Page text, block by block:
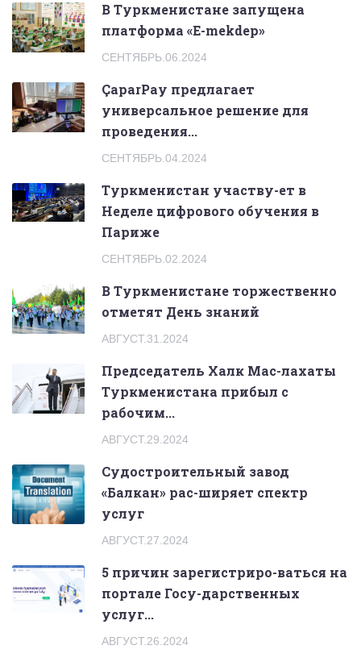
В Туркменистане запущена
платформа «E-mekdep»
СЕНТЯБРЬ.06.2024
ÇaparPay предлагает
универсальное решение для
проведения...
СЕНТЯБРЬ.04.2024
Туркменистан участву-ет в
Неделе цифрового обучения в
Париже
СЕНТЯБРЬ.02.2024
В Туркменистане торжественно
отметят День знаний
АВГУСТ.31.2024
Председатель Халк Мас-лахаты
Туркменистана прибыл с
рабочим...
АВГУСТ.29.2024
Судостроительный завод
«Балкан» рас-ширяет спектр
услуг
АВГУСТ.27.2024
5 причин зарегистриро-ваться на
портале Госу-дарственных
услуг...
АВГУСТ.26.2024